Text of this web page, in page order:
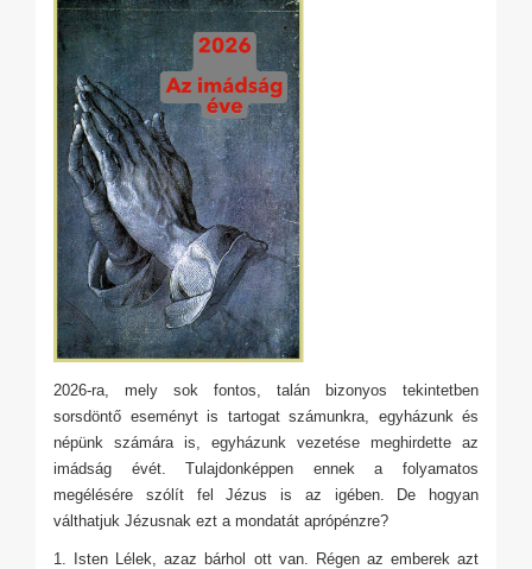
2026-ra, mely sok fontos, talán bizonyos tekintetben
sorsdöntő eseményt is tartogat számunkra, egyházunk és
népünk számára is, egyházunk vezetése meghirdette az
imádság évét. Tulajdonképpen ennek a folyamatos
megélésére szólít fel Jézus is az igében. De hogyan
válthatjuk Jézusnak ezt a mondatát aprópénzre?
1. Isten Lélek, azaz bárhol ott van. Régen az emberek azt